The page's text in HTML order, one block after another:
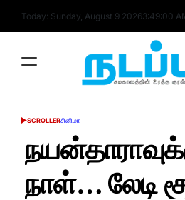
Today: Sunday, August 9 20263:49:01
POSTED
SCROLLERசினிமா
நாள்… லேடி